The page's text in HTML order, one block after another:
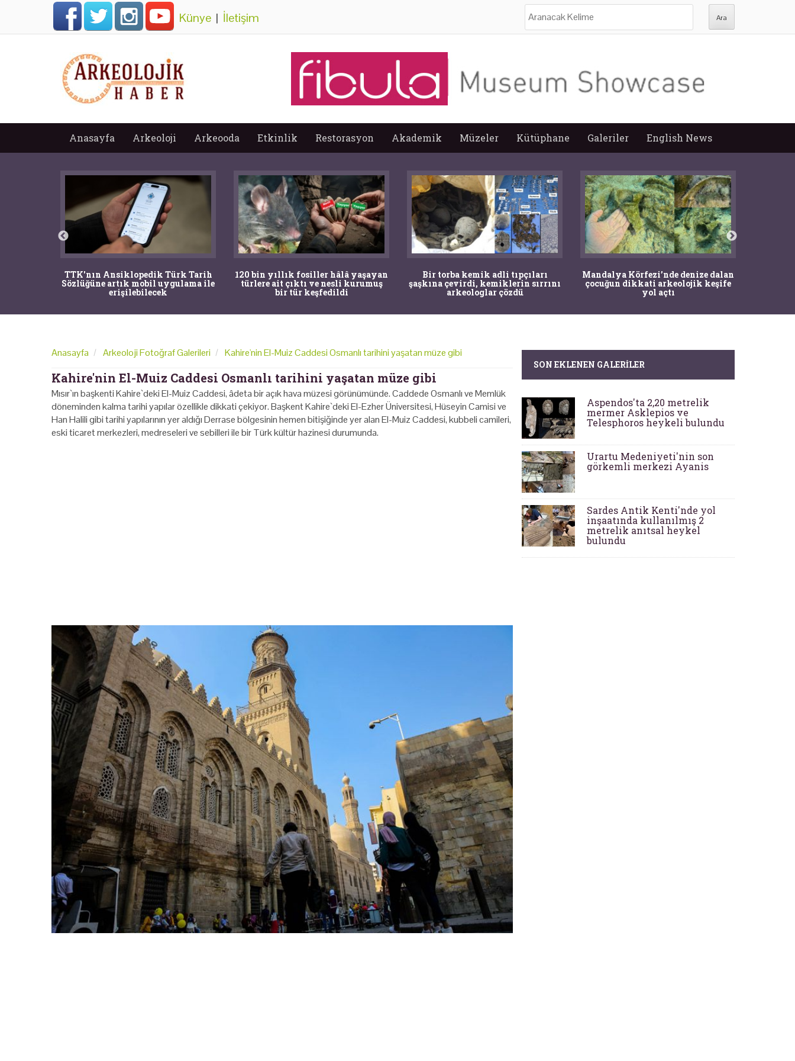
Künye | İletişim
Anasayfa Arkeoloji Arkeooda Etkinlik Restorasyon Akademik Müzeler Kütüphane Galeriler English News
TTK'nın Ansiklopedik Türk Tarih
Sözlüğüne artık mobil uygulama ile
erişilebilecek
120 bin yıllık fosiller hâlâ yaşayan
türlere ait çıktı ve nesli kurumuş
bir tür keşfedildi
Bir torba kemik adli tıpçıları
şaşkına çevirdi, kemiklerin sırrını
arkeologlar çözdü
Mandalya Körfezi’nde denize dalan
çocuğun dikkati arkeolojik keşife
yol açtı
Anasayfa Arkeoloji Fotoğraf Galerileri Kahire'nin El-Muiz Caddesi Osmanlı tarihini yaşatan müze gibi
Kahire'nin El-Muiz Caddesi Osmanlı tarihini yaşatan müze gibi
Mısır`ın başkenti Kahire`deki El-Muiz Caddesi, âdeta bir açık hava müzesi görünümünde. Caddede Osmanlı ve Memlük
döneminden kalma tarihi yapılar özellikle dikkati çekiyor. Başkent Kahire`deki El-Ezher Üniversitesi, Hüseyin Camisi ve
Han Halili gibi tarihi yapılarının yer aldığı Derrase bölgesinin hemen bitişiğinde yer alan El-Muiz Caddesi, kubbeli camileri,
eski ticaret merkezleri, medreseleri ve sebilleri ile bir Türk kültür hazinesi durumunda.
SON EKLENEN GALERILER
Aspendos'ta 2,20 metrelik
mermer Asklepios ve
Telesphoros heykeli bulundu
Urartu Medeniyeti'nin son
görkemli merkezi Ayanis
Sardes Antik Kenti'nde yol
inşaatında kullanılmış 2
metrelik anıtsal heykel
bulundu